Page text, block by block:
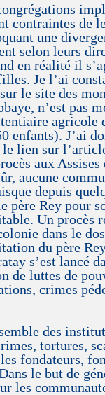
contraintes de
une
selon leurs
en réalité il
Je l’ai
le site des
n’est pas
agricole
enfants). J’ai
lien sur
aux
aucune
depuis
père Rey pour
Un procès
dans le
du père
s’est lancé
de luttes de
crimes
des
tortures,
fondateurs,
le but de
les